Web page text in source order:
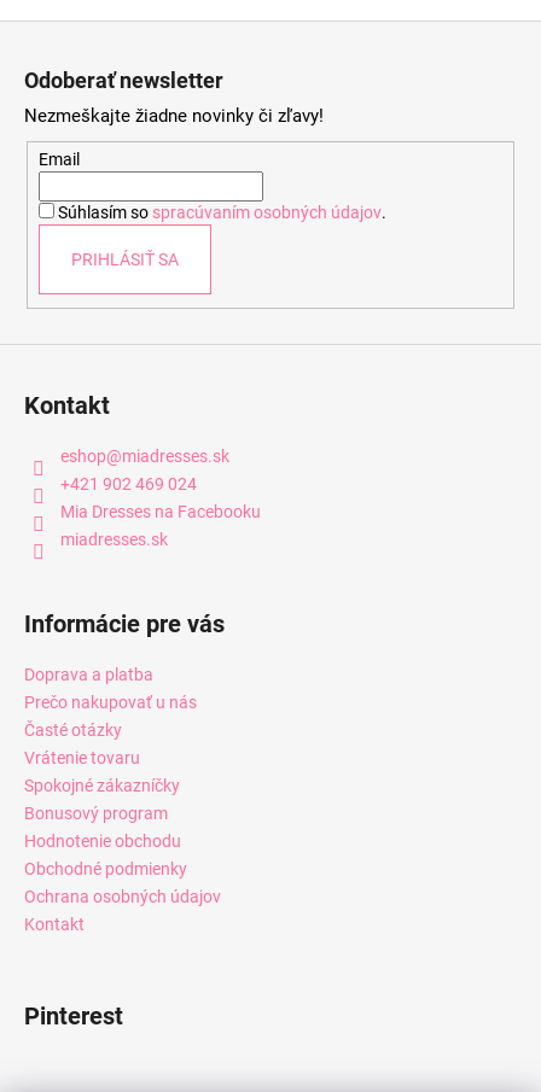
Odoberať newsletter
Nezmeškajte žiadne novinky či zľavy!
Email
Súhlasím so spracúvaním osobných údajov.
PRIHLÁSIŤ SA
Kontakt
eshop@miadresses.sk
+421 902 469 024
Mia Dresses na Facebooku
miadresses.sk
Informácie pre vás
Doprava a platba
Prečo nakupovať u nás
Časté otázky
Vrátenie tovaru
Spokojné zákazníčky
Bonusový program
Hodnotenie obchodu
Obchodné podmienky
Ochrana osobných údajov
Kontakt
Pinterest